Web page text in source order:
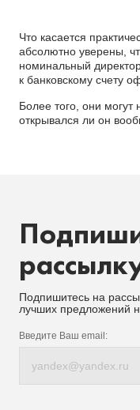
Что касается
абсолютно уверены,
номинальный
к банковскому счету
Более того, они могут
открывался ли он
Подпишитесь на
лучших предложений
Введите Ваш email: